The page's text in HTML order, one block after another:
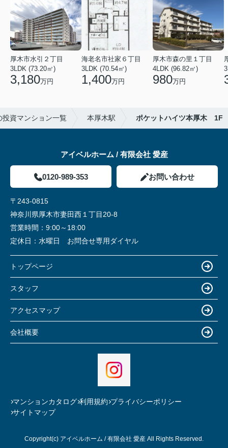
厚木市水引２丁目
3LDK (73.20㎡)
3,180万円
海老名市社家６丁目
3LDK (70.54㎡)
1,400万円
厚木市森の里１丁目
4LDK (96.82㎡)
980万円
投資マンション一覧 本厚木駅 ポケットハイツ本厚木 1F
アイベルホーム / 有限会社 愛産
0120-989-353 お問い合わせ
〒243-0815
神奈川県厚木市妻田西１丁目20-8
営業時間： 9:00～18:00
定休日： 水曜日 お問合せ専用ダイヤル
トップページ
スタッフ
アクセスマップ
会社概要
マンションカタログ 利用規約 プライバシーポリシー
サイトマップ
Copyright(c) アイベルホーム / 有限会社 愛産 All Rights Reserved.